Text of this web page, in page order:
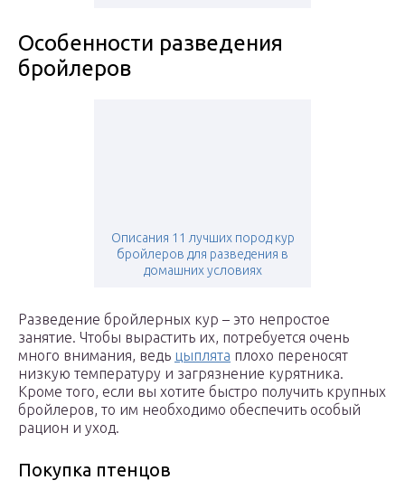
Особенности разведения
бройлеров
Описания 11 лучших пород кур
бройлеров для разведения в
домашних условиях
Разведение бройлерных кур – это непростое
занятие. Чтобы вырастить их, потребуется очень
много внимания, ведь цыплята плохо переносят
низкую температуру и загрязнение курятника.
Кроме того, если вы хотите быстро получить крупных
бройлеров, то им необходимо обеспечить особый
рацион и уход.
Покупка птенцов